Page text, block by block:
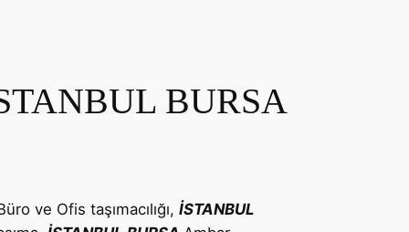
BURSA
ve Ofis taşımacılığı, İSTANBUL